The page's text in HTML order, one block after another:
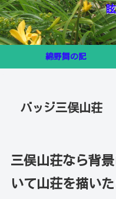
綿野舞の記
バッジ三俣山荘
三俣山荘なら背
いて山荘を描いた